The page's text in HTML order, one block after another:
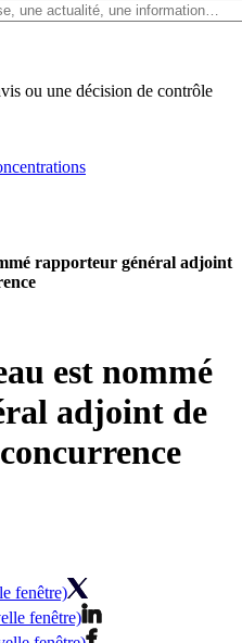
ou une décision de contrôle
rapporteur général adjoint
est nommé
adjoint de
fenêtre)
fenêtre)